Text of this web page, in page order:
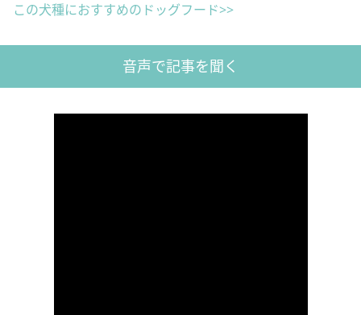
この犬種におすすめのドッグフード>>
音声で記事を聞く